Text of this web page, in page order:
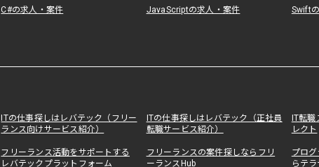
C#の求人・案件 JavaScriptの求人・案件 Swift
ITの仕事探しはレバテック（フリー
ランス向けサービス紹介）
ITの仕事探しはレバテック（正社員
転職サービス紹介）
IT転
レクト
フリーランス活動をサポートする
レバテックプラットフォーム
フリーランスの案件探しならフリ
ーランスHub
プロ
らテ